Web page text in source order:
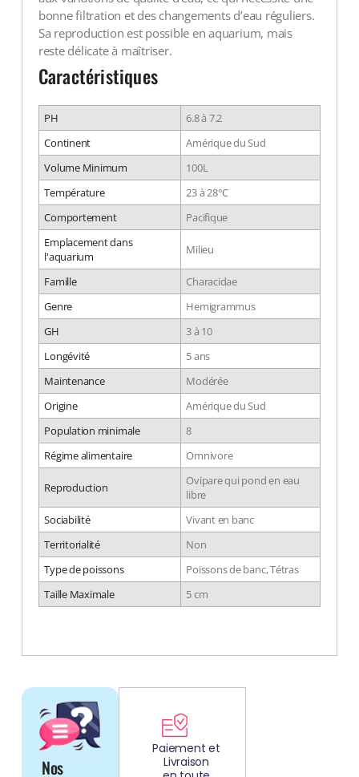
bonne filtration et des changements d’eau réguliers.
Sa reproduction est possible en aquarium, mais
reste délicate à maîtriser.
Caractéristiques
PH
6.8 à 7.2
Continent
Amérique du Sud
Volume Minimum
100L
Température
23 à 28°C
Comportement
Pacifique
Emplacement dans
l'aquarium
Milieu
Famille
Characidae
Genre
Hemigrammus
GH
3 à 10
Longévité
5 ans
Maintenance
Modérée
Origine
Amérique du Sud
Population minimale
8
Régime alimentaire
Omnivore
Reproduction
Ovipare qui pond en eau
libre
Sociabilité
Vivant en banc
Territorialité
Non
Type de poissons
Poissons de banc, Tétras
Taille Maximale
5 cm
Nos
Paiement et
Livraison